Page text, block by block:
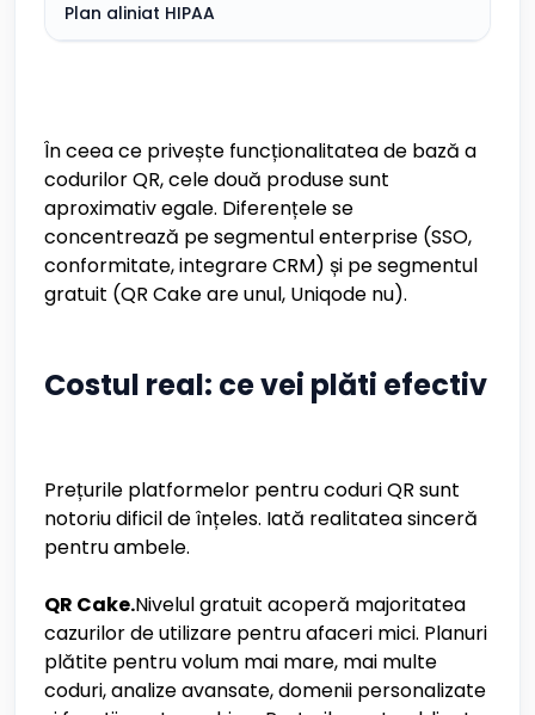
Plan aliniat HIPAA
În ceea ce privește funcționalitatea de bază a
codurilor QR, cele două produse sunt
aproximativ egale. Diferențele se
concentrează pe segmentul enterprise (SSO,
conformitate, integrare CRM) și pe segmentul
gratuit (QR Cake are unul, Uniqode nu).
Costul real: ce vei plăti efectiv
Prețurile platformelor pentru coduri QR sunt
notoriu dificil de înțeles. Iată realitatea sinceră
pentru ambele.
QR Cake.Nivelul gratuit acoperă majoritatea
cazurilor de utilizare pentru afaceri mici. Planuri
plătite pentru volum mai mare, mai multe
coduri, analize avansate, domenii personalizate